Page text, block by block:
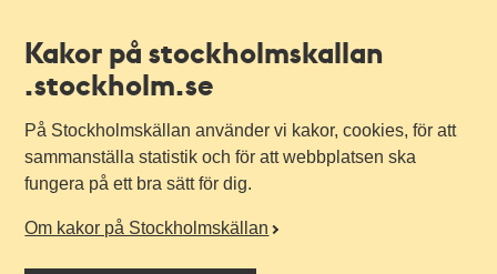
Kakor på stockholmskallan
.stockholm.se
På Stockholmskällan använder vi kakor, cookies, för att
sammanställa statistik och för att webbplatsen ska
fungera på ett bra sätt för dig.
Om kakor på Stockholmskällan